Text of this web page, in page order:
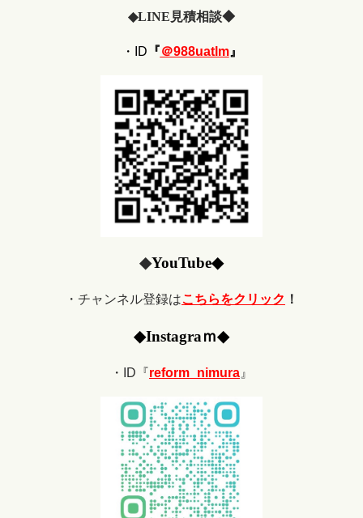
◆LINE 見積相談◆
・ID 『＠988uatlm』
◆YouTube◆
・チャンネル登録はこちらをクリック ！
◆Instagraｍ◆
・ID『reform_nimura 』